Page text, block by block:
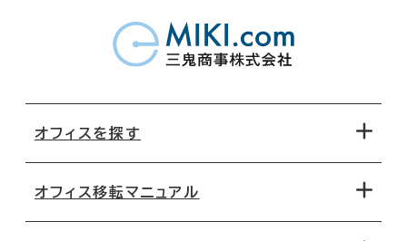
オフィスを探す
オフィス移転マニュアル